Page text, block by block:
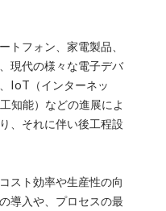
トフォン、家電製品、
現代の様々な電子デバ
IoT（インターネッ
知能）などの進展によ
、それに伴い後工程設
スト効率や生産性の向
導入や、プロセスの最